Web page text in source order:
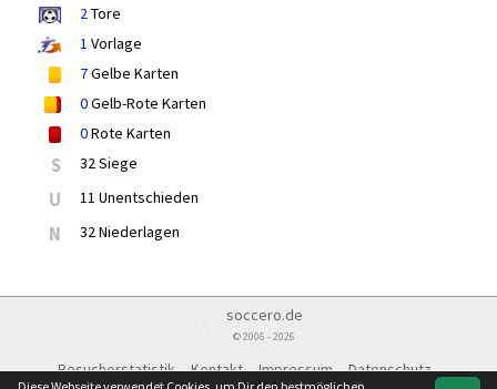
2Tore
1 Vorlage
7Gelbe Karten
0Gelb-Rote Karten
0Rote Karten
S 32 Siege
U 11 Unentschieden
N 32 Niederlagen
soccero.de
© 2006 - 2026
Besucherstatistik Kontakt Impressum
Datenschutz